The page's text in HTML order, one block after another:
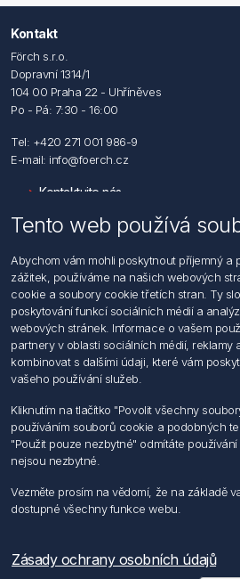
Kontakt
Förch s.r.o.
Dopravní 1314/1
104 00 Praha 22 - Uhříněves
Po - Pá: 7:30 - 16:00
Tel: +420 271 001 986-9
E-mail: info@foerch.cz
Kontaktujte nás
Hledat
Dodržování předpisů
Zásady zpracování osobních údajů
Podmínky zasílání elektronických
Všeobecné dodací a obchodní
Informace o nakládaní s
Můj účet
Můj účet
Objednávky
Adresy
Tento web používá
Abychom vám mohli poskytnout příjemný a
zážitek, používáme na našich webových
cookie a soubory cookie třetích stran. Ty
poskytování funkcí sociálních médií a
webových stránek. Informace o vašem
partnery v oblasti sociálních médií, reklamy
kombinovat s dalšími údaji, které vám
vašeho používání služeb.
Kliknutím na tlačítko "Povolit všechny
používáním souborů cookie a podobných
"Použit pouze nezbytné" odmítáte
nejsou nezbytné.
Vezměte prosím na vědomí, že na základě
dostupné všechny funkce webu.
Zásady ochrany osobních údajů